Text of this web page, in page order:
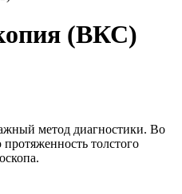
(ВКС)
метод диагностики. Во
толстого